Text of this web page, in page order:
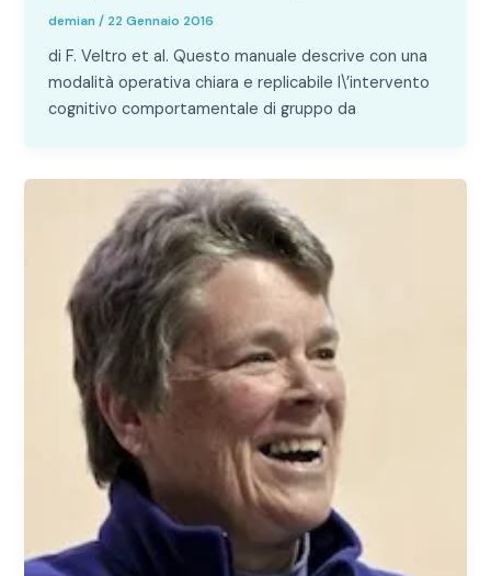
demian/ 22 Gennaio 2016
di F. Veltro et al. Questo manuale descrive con una
modalità operativa chiara e replicabile l\’intervento
cognitivo comportamentale di gruppo da